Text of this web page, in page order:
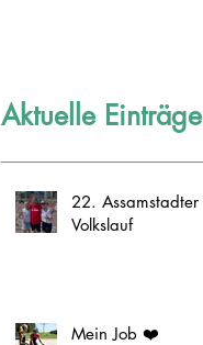
Aktuelle Einträge
22. Assamstadter
Volkslauf
Mein Job ❤️